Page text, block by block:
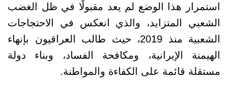
استمرار هذا الوضع لم يعد مقبولًا في ظل الغضب
الشعبي المتزايد، والذي انعكس في الاحتجاجات
الشعبية منذ 2019، حيث طالب العراقيون بإنهاء
الهيمنة الإيرانية، ومكافحة الفساد، وبناء دولة
مستقلة قائمة على الكفاءة والمواطنة.